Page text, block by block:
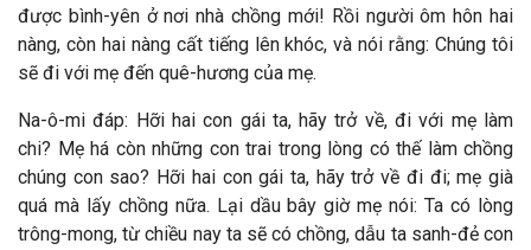
được bình-yên ở nơi nhà chồng mới! Rồi người ôm hôn hai
nàng, còn hai nàng cất tiếng lên khóc, và nói rằng: Chúng tôi
sẽ đi với mẹ đến quê-hương của mẹ.
Na-ô-mi đáp: Hỡi hai con gái ta, hãy trở về, đi với mẹ làm
chi? Mẹ há còn những con trai trong lòng có thế làm chồng
chúng con sao? Hỡi hai con gái ta, hãy trở về đi đi; mẹ già
quá mà lấy chồng nữa. Lại dầu bây giờ mẹ nói: Ta có lòng
trông-mong, từ chiều nay ta sẽ có chồng, dẫu ta sanh-đẻ con